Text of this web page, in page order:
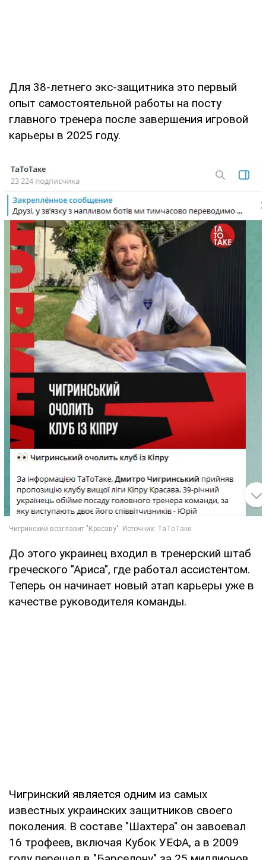
Для 38-летнего экс-защитника это первый
опыт самостоятельной работы на посту
главного тренера после завершения игровой
карьеры в 2025 году.
До этого украинец входил в тренерский штаб
греческого "Ариса", где работал ассистентом.
Теперь он начинает новый этап карьеры уже в
качестве руководителя команды.
Чигринский является одним из самых
известных украинских защитников своего
поколения. В составе "Шахтера" он завоевал
16 трофеев, включая Кубок УЕФА, а в 2009